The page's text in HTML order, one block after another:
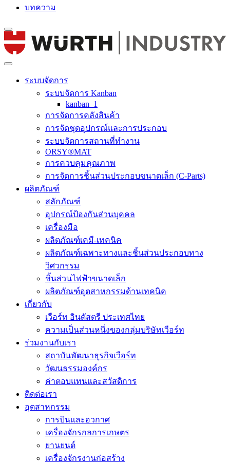
บทความ
ระบบจัดการ
ระบบจัดการ Kanban
kanban_1
การจัดการคลังสินค้า
การจัดชุดอุปกรณ์และการประกอบ
ระบบจัดการสถานที่ทำงาน
ORSY®MAT
การควบคุมคุณภาพ
การจัดการชิ้นส่วนประกอบขนาดเล็ก (C-Parts)
ผลิตภัณฑ์
สลักภัณฑ์
อุปกรณ์ป้องกันส่วนบุคคล
เครื่องมือ
ผลิตภัณฑ์เคมี-เทคนิค
ผลิตภัณฑ์เฉพาะทางและชิ้นส่วนประกอบทาง
วิศวกรรม
ชิ้นส่วนไฟฟ้าขนาดเล็ก
ผลิตภัณฑ์อุตสาหกรรมด้านเทคนิค
เกี่ยวกับ
เวือร์ท อินดัสตรี ประเทศไทย
ความเป็นส่วนหนึ่งของกลุ่มบริษัทเวือร์ท
ร่วมงานกับเรา
สถาบันพัฒนาธุรกิจเวือร์ท
วัฒนธรรมองค์กร
ค่าตอบแทนและสวัสดิการ
ติดต่อเรา
อุตสาหกรรม
การบินและอวกาศ
เครื่องจักรกลการเกษตร
ยานยนต์
เครื่องจักรงานก่อสร้าง